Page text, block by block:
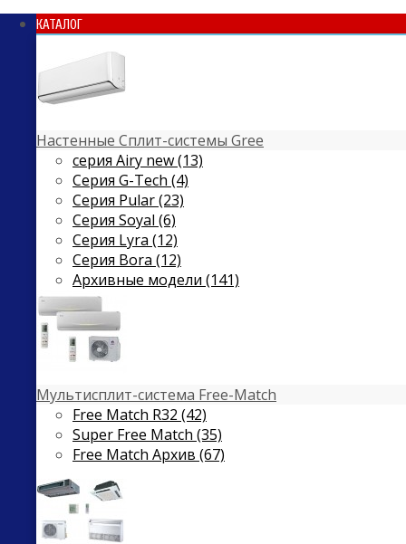
КАТАЛОГ
Настенные Сплит-системы Gree
серия Airy new (13)
Серия G-Tech (4)
Серия Pular (23)
Cерия Soyal (6)
Серия Lyra (12)
Серия Bora (12)
Архивные модели (141)
Мультисплит-система Free-Match
Free Match R32 (42)
Super Free Match (35)
Free Match Архив (67)